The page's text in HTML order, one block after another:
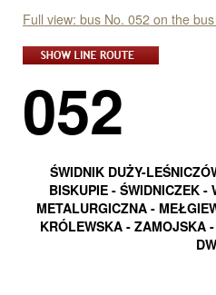
Full view: bus No. 052 on the
052
ŚWIDNIK DUŻY-
BISKUPIE - ŚWIDNICZEK -
METALURGICZNA -
KRÓLEWSKA - ZAMOJSKA